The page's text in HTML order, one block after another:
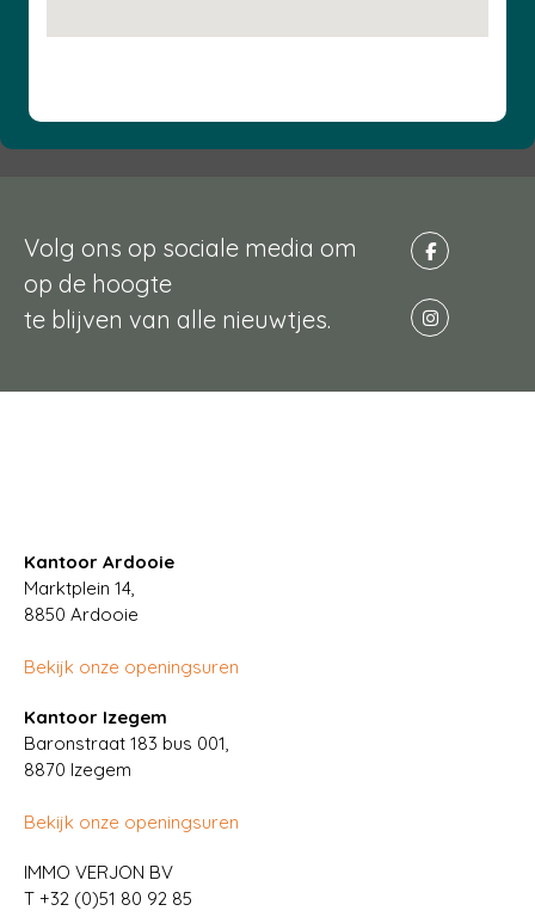
Volg ons op sociale media om
op de hoogte
te blijven van alle nieuwtjes.
Kantoor Ardooie
Marktplein 14,
8850 Ardooie
Bekijk onze openingsuren
Kantoor Izegem
Baronstraat 183 bus 001,
8870 Izegem
Bekijk onze openingsuren
IMMO VERJON BV
T +32 (0)51 80 92 85